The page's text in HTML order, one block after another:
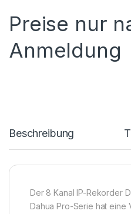
Preise nur
Anmeldung
Beschreibung
Der 8 Kanal IP-Rekorder
Dahua Pro-Serie hat eine